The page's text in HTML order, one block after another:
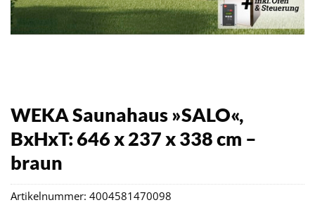
WEKA Saunahaus »SALO«,
BxHxT: 646 x 237 x 338 cm –
braun
Artikelnummer: 4004581470098